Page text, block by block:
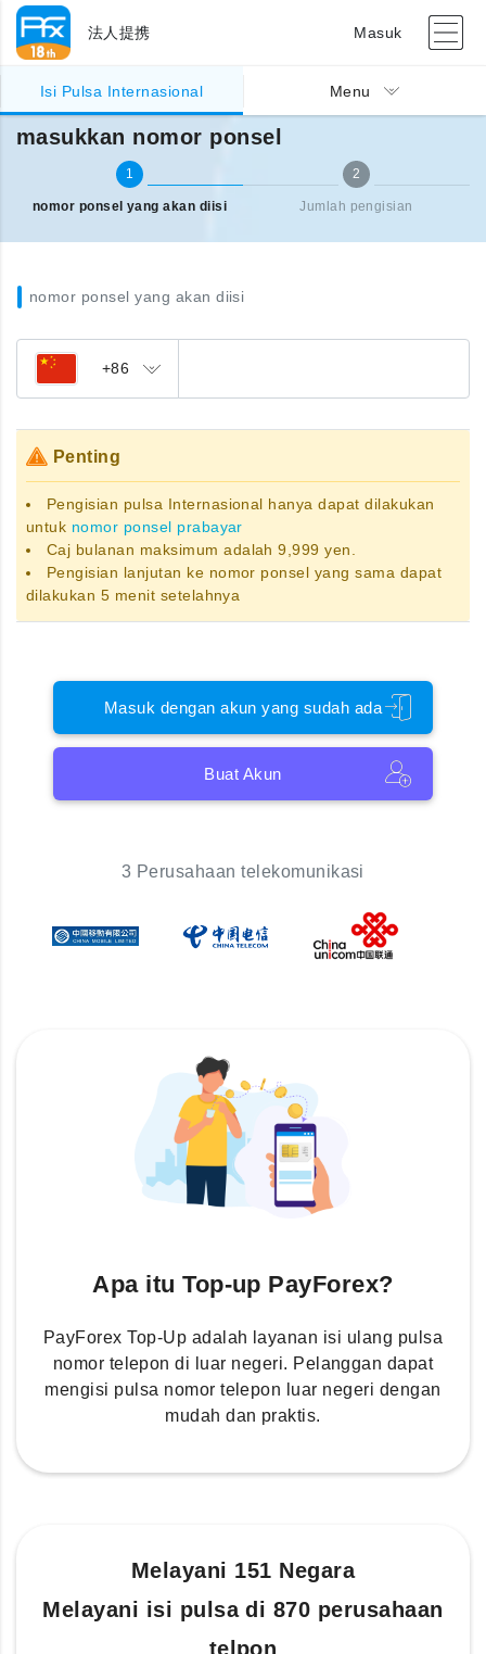
法人提携 Masuk
Isi Pulsa Internasional Menu
Pengisian pulsa Internasional masukkan nomor ponsel
masukkan nomor ponsel
1
nomor ponsel yang akan diisi
2
Jumlah pengisian
nomor ponsel yang akan diisi
+86
Penting
Pengisian pulsa Internasional hanya dapat dilakukan
untuk nomor ponsel prabayar
Caj bulanan maksimum adalah 9,999 yen.
Pengisian lanjutan ke nomor ponsel yang sama dapat
dilakukan 5 menit setelahnya
Masuk dengan akun yang sudah ada
Buat Akun
3 Perusahaan telekomunikasi
Apa itu Top-up PayForex?
PayForex Top-Up adalah layanan isi ulang pulsa
nomor telepon di luar negeri. Pelanggan dapat
mengisi pulsa nomor telepon luar negeri dengan
mudah dan praktis.
Melayani 151 Negara
Melayani isi pulsa di 870 perusahaan
telpon